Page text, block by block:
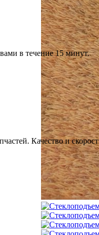
в течение 15 минут.
Качество и